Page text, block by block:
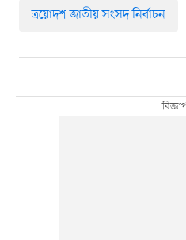
ত্রয়োদশ জাতীয় সংসদ নির্বাচন